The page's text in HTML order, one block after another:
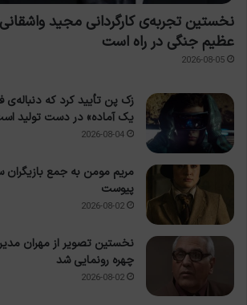
نخستین تجربه‌ی کارگردانی مجید
عظیم جنگی در راه است
2026-08-05
زک پن تأیید کرد که دنباله‌ی
یک آماده» در دست تولید
2026-08-04
مریم مومن به جمع بازیگران
پیوست
2026-08-02
نخستین تصویر از مهران
چهره رونمایی شد
2026-08-02